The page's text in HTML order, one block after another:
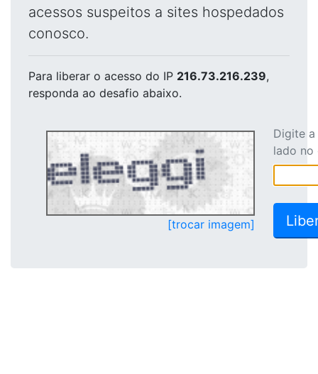
acessos suspeitos a sites hospedados
conosco.
Para liberar o acesso do IP 216.73.216.239,
responda ao desafio abaixo.
[trocar imagem]
Digite
lado no